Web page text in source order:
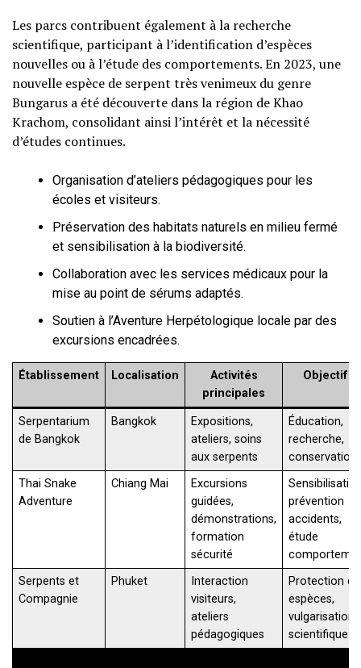
Les parcs contribuent également à la recherche
scientifique, participant à l’identification d’espèces
nouvelles ou à l’étude des comportements. En 2023, une
nouvelle espèce de serpent très venimeux du genre
Bungarus a été découverte dans la région de Khao
Krachom, consolidant ainsi l’intérêt et la nécessité
d’études continues.
Organisation d’ateliers pédagogiques pour les
écoles et visiteurs.
Préservation des habitats naturels en milieu fermé
et sensibilisation à la biodiversité.
Collaboration avec les services médicaux pour la
mise au point de sérums adaptés.
Soutien à l’Aventure Herpétologique locale par des
excursions encadrées.
Établissement Localisation
Activités
principales
Objectifs
Serpentarium
de Bangkok
Bangkok
Expositions,
ateliers, soins
aux serpents
Éducation,
recherche,
conservation
Thai Snake
Adventure
Chiang Mai
Excursions
guidées,
démonstrations,
formation
sécurité
prévention
accidents,
étude
Serpents et
Compagnie
Phuket
Interaction
visiteurs,
ateliers
pédagogiques
Protection
espèces,
vulgarisation
scientifique